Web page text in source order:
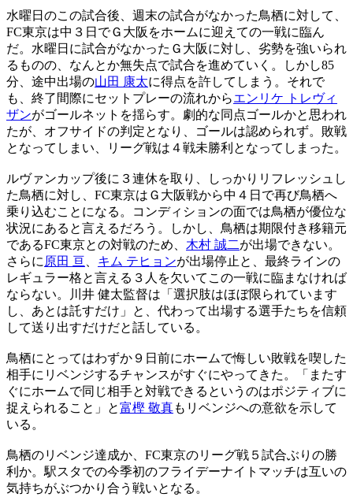
水曜日のこの試合後、週末の試合がなかった鳥栖に対して、
FC東京は中３日でＧ大阪をホームに迎えての一戦に臨ん
だ。水曜日に試合がなかったＧ大阪に対し、劣勢を強いられ
るものの、なんとか無失点で試合を進めていく。しかし85
分、途中出場の山田 康太に得点を許してしまう。それで
も、終了間際にセットプレーの流れからエンリケ トレヴィ
ザンがゴールネットを揺らす。劇的な同点ゴールかと思われ
たが、オフサイドの判定となり、ゴールは認められず。敗戦
となってしまい、リーグ戦は４戦未勝利となってしまった。
ルヴァンカップ後に３連休を取り、しっかりリフレッシュし
た鳥栖に対し、FC東京はＧ大阪戦から中４日で再び鳥栖へ
乗り込むことになる。コンディションの面では鳥栖が優位な
状況にあると言えるだろう。しかし、鳥栖は期限付き移籍元
であるFC東京との対戦のため、 木村 誠二が出場できない。
さらに 原田 亘 キム テヒョンが出場停止と、最終ラインの
レギュラー格と言える３人を欠いてこの一戦に臨まなければ
ならない。川井 健太監督は「選択肢はほぼ限られています
し、あとは託すだけ」と、代わって出場する選手たちを信頼
して送り出すだけだと話している。
鳥栖にとってはわずか９日前にホームで悔しい敗戦を喫した
相手にリベンジするチャンスがすぐにやってきた。「またす
ぐにホームで同じ相手と対戦できるというのはポジティブに
捉えられること」と富樫 敬真もリベンジへの意欲を示して
いる。
鳥栖のリベンジ達成か、FC東京のリーグ戦５試合ぶりの勝
利か。駅スタでの今季初のフライデーナイトマッチは互いの
気持ちがぶつかり合う戦いとなる。